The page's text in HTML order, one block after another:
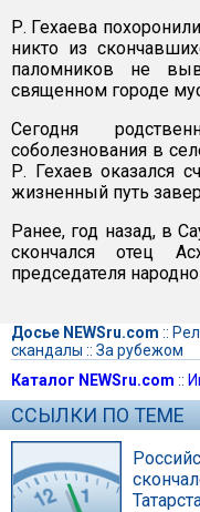
Р. Гехаева
никто из
паломников не
священном городе
Сегодня
соболезнования в
Р. Гехаев оказался
жизненный путь
Ранее, год назад, в
скончался отец
председателя
Досье NEWSru.com ::
скандалы :: За рубежом
Каталог NEWSru.com ::
ССЫЛКИ ПО ТЕМЕ